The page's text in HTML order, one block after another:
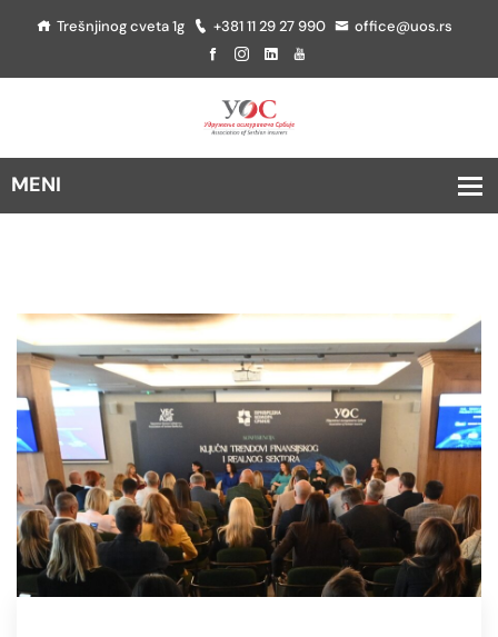
Trešnjinog cveta 1g +381 11 29 27 990 office@uos.rs